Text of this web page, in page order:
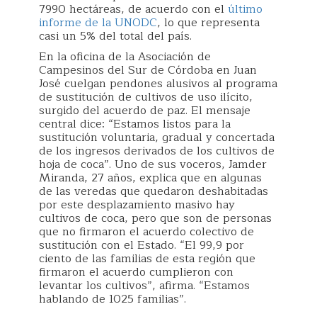
7990 hectáreas, de acuerdo con el último
informe de la UNODC, lo que representa
casi un 5% del total del país.
En la oficina de la Asociación de
Campesinos del Sur de Córdoba en Juan
José cuelgan pendones alusivos al programa
de sustitución de cultivos de uso ilícito,
surgido del acuerdo de paz. El mensaje
central dice: “Estamos listos para la
sustitución voluntaria, gradual y concertada
de los ingresos derivados de los cultivos de
hoja de coca”. Uno de sus voceros, Jamder
Miranda, 27 años, explica que en algunas
de las veredas que quedaron deshabitadas
por este desplazamiento masivo hay
cultivos de coca, pero que son de personas
que no firmaron el acuerdo colectivo de
sustitución con el Estado. “El 99,9 por
ciento de las familias de esta región que
firmaron el acuerdo cumplieron con
levantar los cultivos”, afirma. “Estamos
hablando de 1025 familias”.